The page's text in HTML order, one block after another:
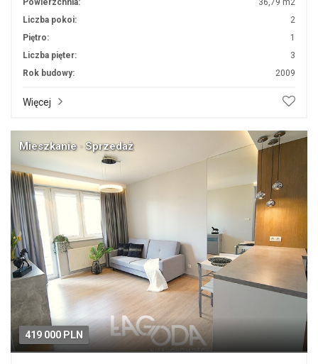
Powierzchnia:
36,79 m2
Liczba pokoi:
2
Piętro:
1
Liczba pięter:
3
Rok budowy:
2009
Więcej
419 000 PLN
Mieszkanie · Sprzedaż